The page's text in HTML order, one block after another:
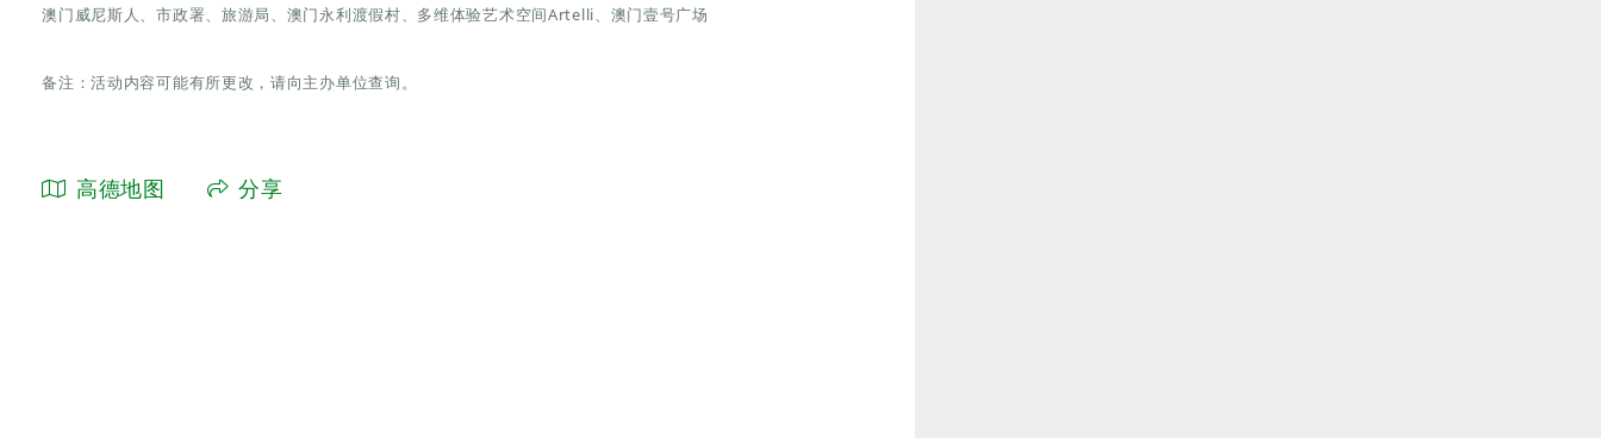
澳门威尼斯人、市政署、旅游局、澳门永利渡假村、多维体验艺术空间Artelli、澳门壹号广场
备注：活动内容可能有所更改，请向主办单位查询。
高德地图 分享